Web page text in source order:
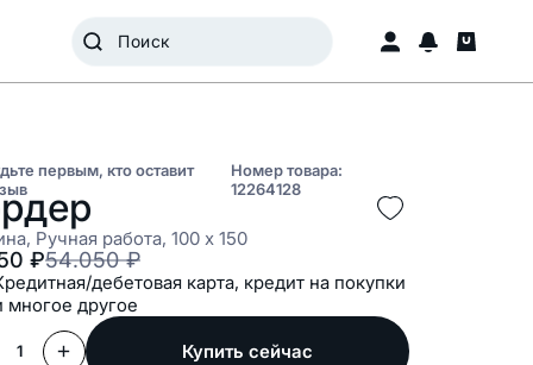
первым, кто оставит
Номер товара:
12264128
Ручная работа, 100 x 150
54.050 ₽
₽
дебетовая карта, кредит на покупки
многое другое
1 Купить сейчас